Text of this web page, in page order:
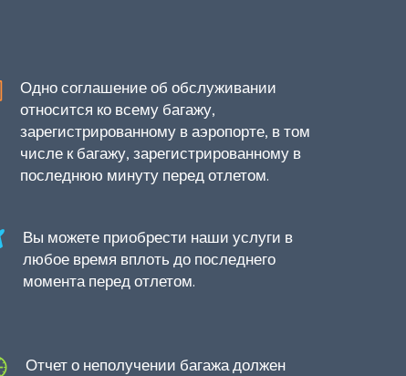
Одно соглашение об обслуживании
относится ко всему багажу,
зарегистрированному в аэропорте, в том
числе к багажу, зарегистрированному в
последнюю минуту перед отлетом.
Вы можете приобрести наши услуги в
любое время вплоть до последнего
момента перед отлетом.
Отчет о неполучении багажа должен